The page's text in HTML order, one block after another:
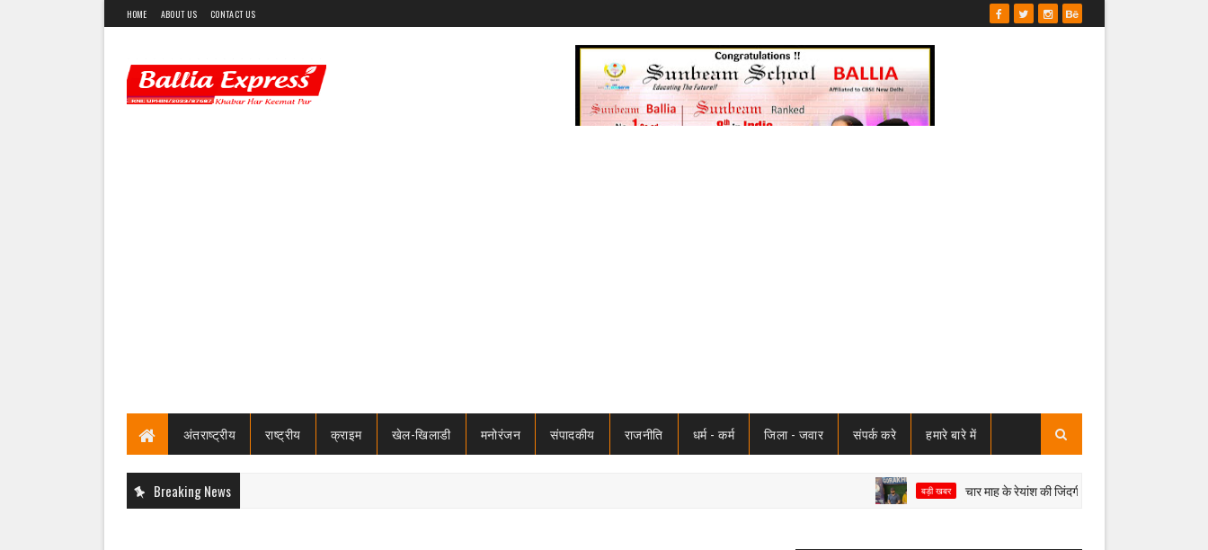
HOME ABOUT US CONTACT US
अंतराष्ट्रीय राष्ट्रीय क्राइम खेल-खिलाडी मनोरंजन संपादकीय राजनीति धर्म - कर्म जिला - जवार संपर्क करे हमारे बारे में
Breaking News बड़ी खबर चार माह के रेयांश की जिंदगी पर संकट, SMA टाइप-1 से जंग; इलाज